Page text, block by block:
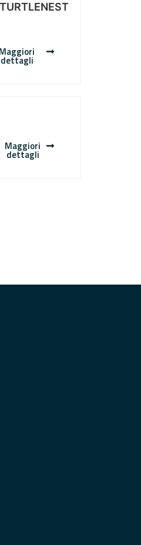
Maggiori
dettagli
Maggiori
dettagli